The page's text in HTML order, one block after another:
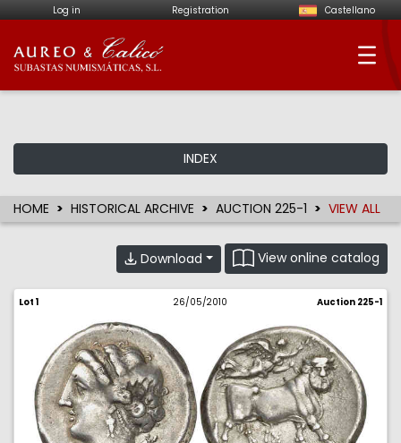
Log in Registration Castellano
Aureo & Calicó -
INDEX
HOME HISTORICAL ARCHIVE AUCTION 225-1 VIEW ALL
Download View online catalog
Lot 1 26/05/2010 Auction 225-1